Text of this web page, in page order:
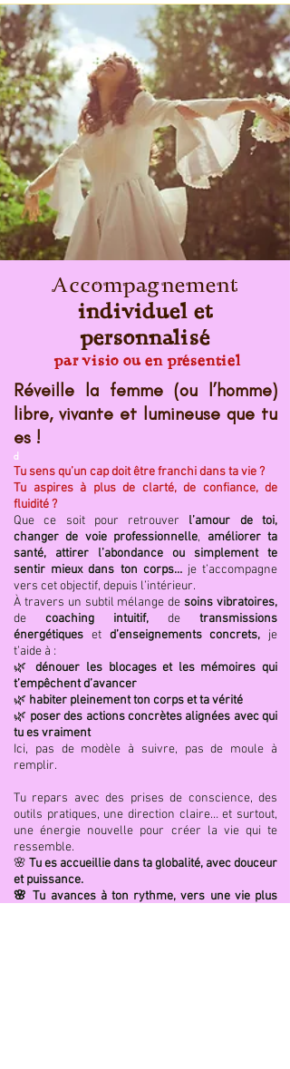
Accompagnement
individuel et
personnalisé
par visio ou en présentiel
Réveille la femme (ou l’homme)
libre, vivante et lumineuse que tu
es !
d​
Tu sens qu’un cap doit être franchi dans ta vie ?
Tu aspires à plus de clarté, de confiance, de
fluidité ?
Que ce soit pour retrouver l’amour de toi,
changer de voie professionnelle, améliorer ta
santé, attirer l’abondance ou simplement te
sentir mieux dans ton corps…je t’accompagne
vers cet objectif, depuis l’intérieur.
À travers un subtil mélange de soins vibratoires,
de coaching intuitif, de transmissions
énergétiques et d’enseignements concrets, je
t’aide à :
🌿
dénouer les blocages et les mémoires qui
t’empêchent d’avancer
🌿 habiter pleinement ton corps et ta vérité
🌿 poser des actions concrètes alignées avec qui
tu es vraiment
Ici, pas de modèle à suivre, pas de moule à
remplir.
Tu repars avec des prises de conscience, des
outils pratiques, une direction claire… et surtout,
une énergie nouvelle pour créer la vie qui te
ressemble.
🌸 Tu es accueillie dans ta globalité, avec douceur
et puissance.
🌸 Tu avances à ton rythme, vers une vie plus